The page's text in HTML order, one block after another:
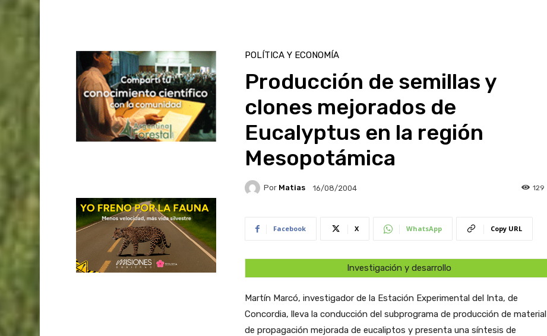
POLÍTICA Y ECONOMÍA
Producción de semillas y
clones mejorados de
Eucalyptus en la región
Mesopotámica
Por Matias 16/08/2004 129
Facebook X WhatsApp Copy URL
Investigación y desarrollo
Martín Marcó, investigador de la Estación Experimental del Inta, de
Concordia, lleva la conducción del subprograma de producción de material
de propagación mejorada de eucaliptos y presenta una síntesis de